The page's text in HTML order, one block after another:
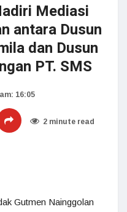
Mediasi
antara Dusun
dan Dusun
PT. SMS
16:05
2 minute read
Gutmen Nainggolan